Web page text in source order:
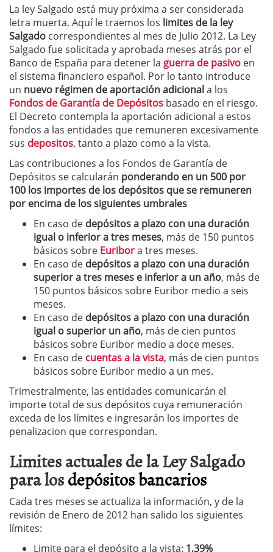
La ley Salgado está muy próxima a ser considerada
letra muerta. Aquí le traemos los limites de la ley
Salgado correspondientes al mes de Julio 2012. La Ley
Salgado fue solicitada y aprobada meses atrás por el
Banco de España para detener la guerra de pasivo en
el sistema financiero español. Por lo tanto introduce
un nuevo régimen de aportación adicionala los
Fondos de Garantía de Depósitos basado en el riesgo.
El Decreto contempla la aportación adicional a estos
fondos a las entidades que remuneren excesivamente
sus depositos, tanto a plazo como a la vista.
Las contribuciones a los Fondos de Garantía de
Depósitos se calcularán ponderando en un 500 por
100 los importes de los depósitos que se remuneren
por encima de los siguientes umbrales
En caso de depósitos a plazo con una duración
igual o inferior a tres meses, más de 150 puntos
básicos sobre Euribora tres meses.
En caso de depósitos a plazo con una duración
superior a tres meses e inferior a un año, más de
150 puntos básicos sobre Euribor medio a seis
meses.
En caso de depósitos a plazo con una duración
igual o superior un año, más de cien puntos
básicos sobre Euribor medio a doce meses.
En caso de cuentas a la vista, más de cien puntos
básicos sobre Euribor medio a un mes.
Trimestralmente, las entidades comunicarán el
importe total de sus depósitos cuya remuneración
exceda de los límites e ingresarán los importes de
penalizacion que correspondan.
Limites actuales de la Ley Salgado
para losdepósitos bancarios
Cada tres meses se actualiza la información, y de la
revisión de Enero de 2012 han salido los siguientes
límites:
Limite para el depósito a la vista: 1,39%